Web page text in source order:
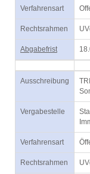
Verfahrensart
Rechtsrahmen
Abgabefrist
Ausschreibung
Vergabestelle
Verfahrensart
Rechtsrahmen